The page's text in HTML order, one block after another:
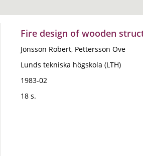
Fire design of wooden
Jönsson Robert, Pettersson Ove
Lunds tekniska högskola (LTH)
1983-02
18 s.